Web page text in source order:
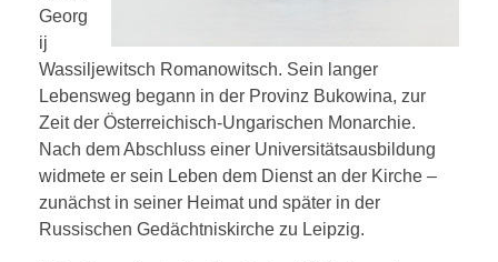
Georg
ij
Wassiljewitsch Romanowitsch. Sein langer
Lebensweg begann in der Provinz Bukowina, zur
Zeit der Österreichisch-Ungarischen Monarchie.
Nach dem Abschluss einer Universitätsausbildung
widmete er sein Leben dem Dienst an der Kirche –
zunächst in seiner Heimat und später in der
Russischen Gedächtniskirche zu Leipzig.